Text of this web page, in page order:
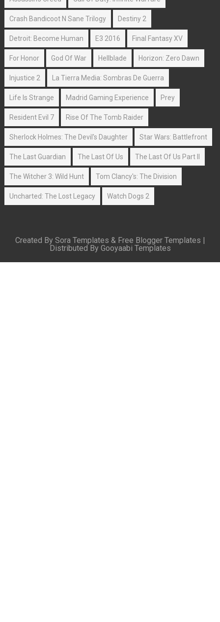
Crash Bandicoot N Sane Trilogy Destiny 2
Detroit: Become Human E3 2016 Final Fantasy XV
For Honor God Of War Hellblade Horizon: Zero Dawn
Injustice 2 La Tierra Media: Sombras De Guerra
Life Is Strange Madrid Gaming Experience Prey
Resident Evil 7 Rise Of The Tomb Raider
Sherlock Holmes: The Devil's Daughter Star Wars: Battlefront
The Last Guardian The Last Of Us The Last Of Us Part II
The Witcher 3: Wild Hunt Tom Clancy's: The Division
Uncharted: The Lost Legacy Watch Dogs 2
Created By Sora Templates & Free Blogger Templates |
Distributed By Gooyaabi Templates